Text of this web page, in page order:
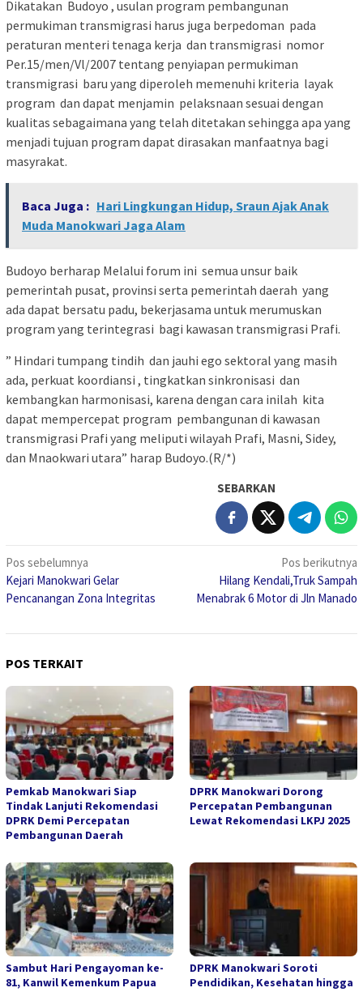
Dikatakan Budoyo , usulan program pembangunan
permukiman transmigrasi harus juga berpedoman pada
peraturan menteri tenaga kerja dan transmigrasi nomor
Per.15/men/Vl/2007 tentang penyiapan permukiman
transmigrasi baru yang diperoleh memenuhi kriteria layak
program dan dapat menjamin pelaksnaan sesuai dengan
kualitas sebagaimana yang telah ditetakan sehingga apa yang
menjadi tujuan program dapat dirasakan manfaatnya bagi
masyrakat.
Baca Juga : Hari Lingkungan Hidup, Sraun Ajak Anak
Muda Manokwari Jaga Alam
Budoyo berharap Melalui forum ini semua unsur baik
pemerintah pusat, provinsi serta pemerintah daerah yang
ada dapat bersatu padu, bekerjasama untuk merumuskan
program yang terintegrasi bagi kawasan transmigrasi Prafi.
” Hindari tumpang tindih dan jauhi ego sektoral yang masih
ada, perkuat koordiansi , tingkatkan sinkronisasi dan
kembangkan harmonisasi, karena dengan cara inilah kita
dapat mempercepat program pembangunan di kawasan
transmigrasi Prafi yang meliputi wilayah Prafi, Masni, Sidey,
dan Mnaokwari utara” harap Budoyo.(R/*)
SEBARKAN
Navigasi
pos
Pos sebelumnya
Kejari Manokwari Gelar
Pencanangan Zona Integritas
Pos berikutnya
Hilang Kendali,Truk Sampah
Menabrak 6 Motor di Jln Manado
POS TERKAIT
Pemkab Manokwari Siap
Tindak Lanjuti Rekomendasi
DPRK Demi Percepatan
Pembangunan Daerah
DPRK Manokwari Dorong
Percepatan Pembangunan
Lewat Rekomendasi LKPJ 2025
Sambut Hari Pengayoman ke-
81, Kanwil Kemenkum Papua
DPRK Manokwari Soroti
Pendidikan, Kesehatan hingga